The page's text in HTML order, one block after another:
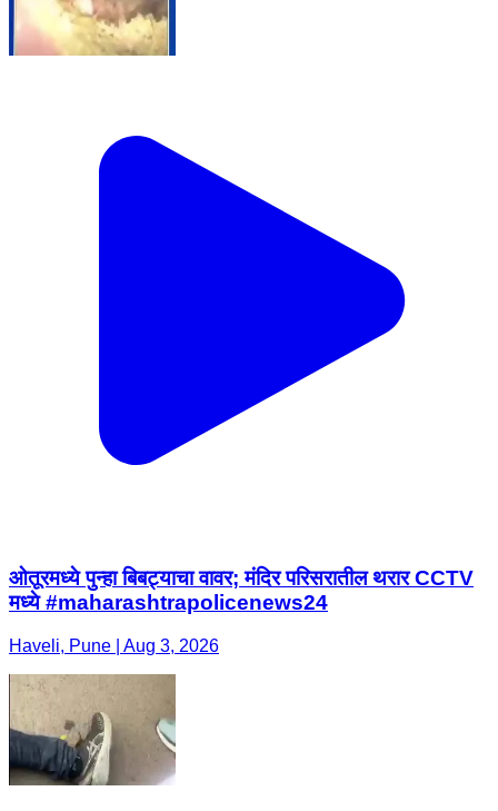
ओतूरमध्ये पुन्हा बिबट्याचा वावर; मंदिर परिसरातील थरार CCTV
मध्ये #maharashtrapolicenews24
Haveli, Pune | Aug 3, 2026